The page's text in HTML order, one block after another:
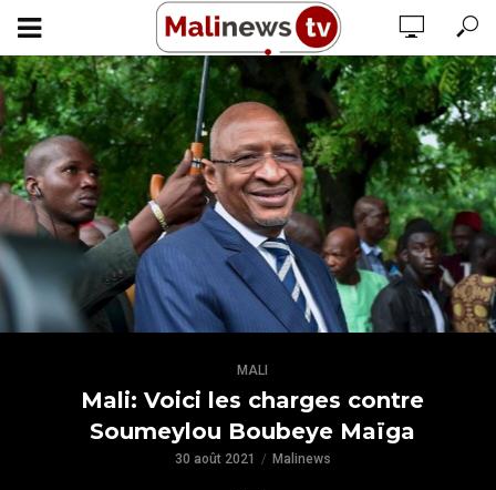
MALI
Mali: Voici les charges contre
Soumeylou Boubeye Maïga
30 août 2021 Malinews